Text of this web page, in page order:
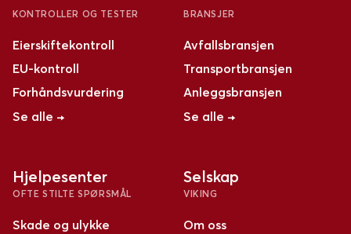
KONTROLLER OG TESTER
Eierskiftekontroll
EU-kontroll
Forhåndsvurdering
Se alle →
BRANSJER
Avfallsbransjen
Transportbransjen
Anleggsbransjen
Se alle →
Hjelpesenter
OFTE STILTE SPØRSMÅL
Skade og ulykke
Selskap
VIKING
Om oss